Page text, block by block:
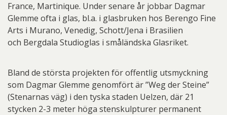
France, Martinique. Under senare år jobbar Dagmar
Glemme ofta i glas, bl.a. i glasbruken hos Berengo Fine
Arts i Murano, Venedig, Schott/Jena i Brasilien
och Bergdala Studioglas i småländska Glasriket.
Bland de största projekten för offentlig utsmyckning
som Dagmar Glemme genomfört är ”Weg der Steine”
(Stenarnas väg) i den tyska staden Uelzen, där 21
stycken 2-3 meter höga stenskulpturer permanent